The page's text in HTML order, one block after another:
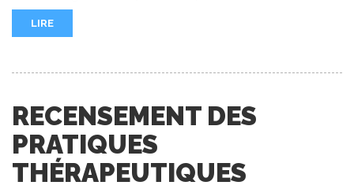
LIRE
RECENSEMENT DES
PRATIQUES
THÉRAPEUTIQUES